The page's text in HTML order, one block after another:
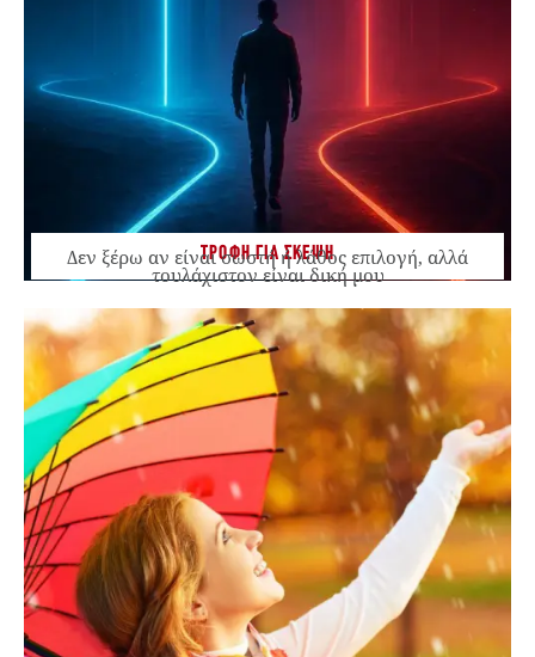
ΤΡΟΦΗ ΓΙΑ ΣΚΕΨΗ
Δεν ξέρω αν είναι σωστή ή λάθος επιλογή, αλλά
τουλάχιστον είναι δική μου